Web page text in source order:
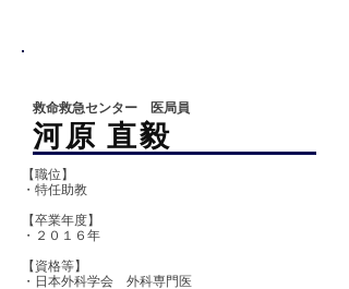
救命救急センター 医局員
​河原 直毅
【職位】
・特任助教
【卒業年度】
​・２０１６年
【資格等】
​・日本外科学会 外科専門医